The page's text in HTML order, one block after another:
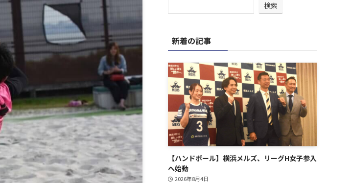
検索
新着の記事
【ハンドボール】横浜メルズ、リーグH女子参入
へ始動
2026年8月4日